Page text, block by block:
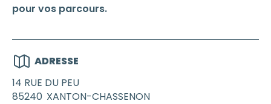
pour vos parcours.
ADRESSE
14 RUE DU PEU
85240 XANTON-CHASSENON